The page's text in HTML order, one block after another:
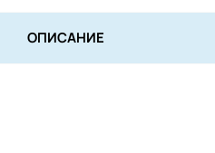
ОПИСАНИЕ